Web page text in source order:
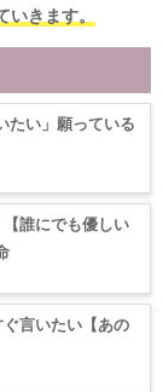
いきます。
たい」願っている
誰にでも優しい
言いたい【あの